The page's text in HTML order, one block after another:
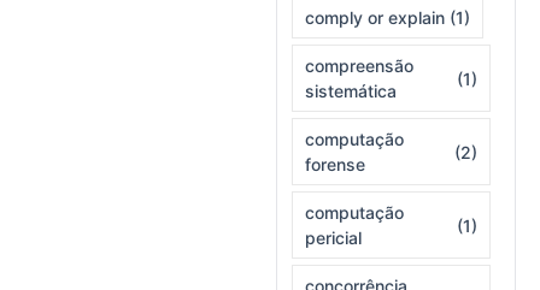
comply or explain (1)
compreensão
sistemática
(1)
computação
forense
(2)
computação
pericial
(1)